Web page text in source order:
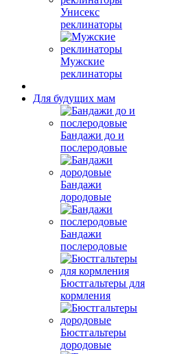
Унисекс
реклинаторы
Мужские
реклинаторы
Для будущих мам
Бандажи до и
послеродовые
Бандажи
дородовые
Бандажи
послеродовые
Бюстгальтеры для
кормления
Бюстгальтеры
дородовые